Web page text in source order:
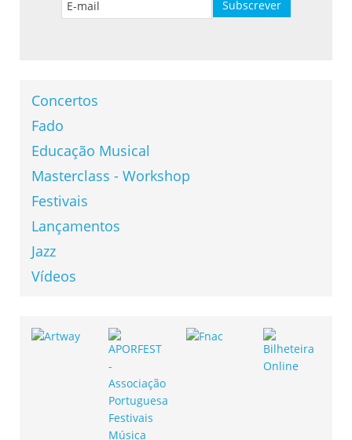
Concertos
Fado
Educação Musical
Masterclass - Workshop
Festivais
Lançamentos
Jazz
Vídeos